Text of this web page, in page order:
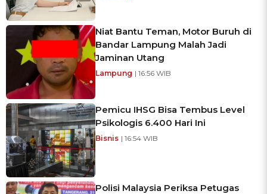
Niat Bantu Teman, Motor Buruh di
Bandar Lampung Malah Jadi
Jaminan Utang
Lampung | 16:56 WIB
Pemicu IHSG Bisa Tembus Level
Psikologis 6.400 Hari Ini
Bisnis | 16:54 WIB
Polisi Malaysia Periksa Petugas